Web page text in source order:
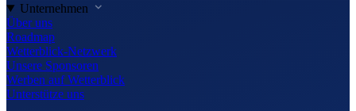
Unternehmen
Über uns
Roadmap
Wetterblick-Netzwerk
Unsere Sponsoren
Werben auf Wetterblick
Unterstütze uns